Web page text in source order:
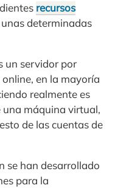
recursos
determinadas
un servidor por
en la mayoría
realmente es
una máquina virtual,
de las cuentas de
se han desarrollado
para la